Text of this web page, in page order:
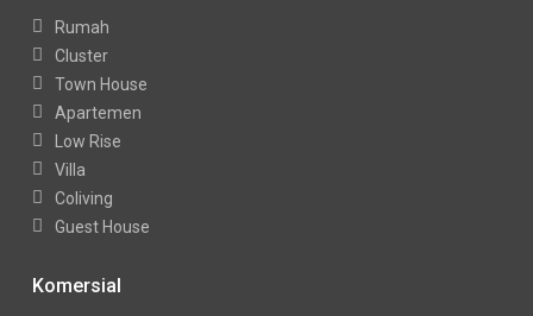
Rumah
Cluster
Town House
Apartemen
Low Rise
Villa
Coliving
Guest House
Komersial